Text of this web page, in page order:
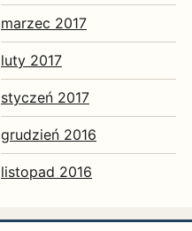
marzec 2017
luty 2017
styczeń 2017
grudzień 2016
listopad 2016